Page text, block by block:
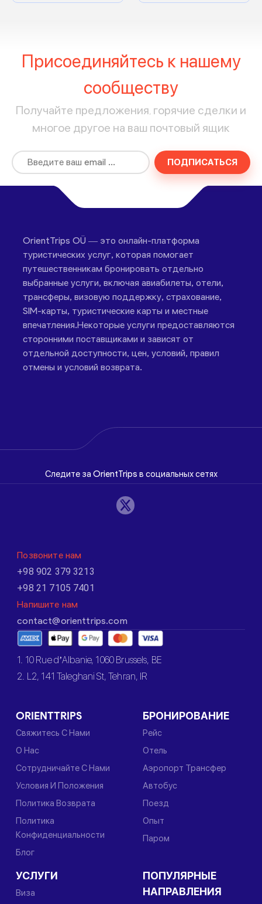
Присоединяйтесь к нашему
сообществу
Получайте предложения, горячие сделки и
многое другое на ваш почтовый ящик
ПОДПИСАТЬСЯ
OrientTrips OÜ — это онлайн-платформа
туристических услуг, которая помогает
путешественникам бронировать отдельно
выбранные услуги, включая авиабилеты, отели,
трансферы, визовую поддержку, страхование,
SIM-карты, туристические карты и местные
впечатления.Некоторые услуги предоставляются
сторонними поставщиками и зависят от
отдельной доступности, цен, условий, правил
отмены и условий возврата.
Следите за OrientTrips в социальных сетях
Позвоните нам
+98 902 379 3213
+98 21 7105 7401
Напишите нам
contact@orienttrips.com
1. 10 Rue d’Albanie, 1060 Brussels, BE
2. L2, 141 Taleghani St, Tehran, IR
ORIENTTRIPS
Свяжитесь С Нами
О Нас
Сотрудничайте С Нами
Условия И Положения
Политика Возврата
Политика
Конфиденциальности
Блог
БРОНИРОВАНИЕ
Рейс
Отель
Аэропорт Трансфер
Автобус
Поезд
Опыт
Паром
УСЛУГИ
Виза
ПОПУЛЯРНЫЕ
НАПРАВЛЕНИЯ